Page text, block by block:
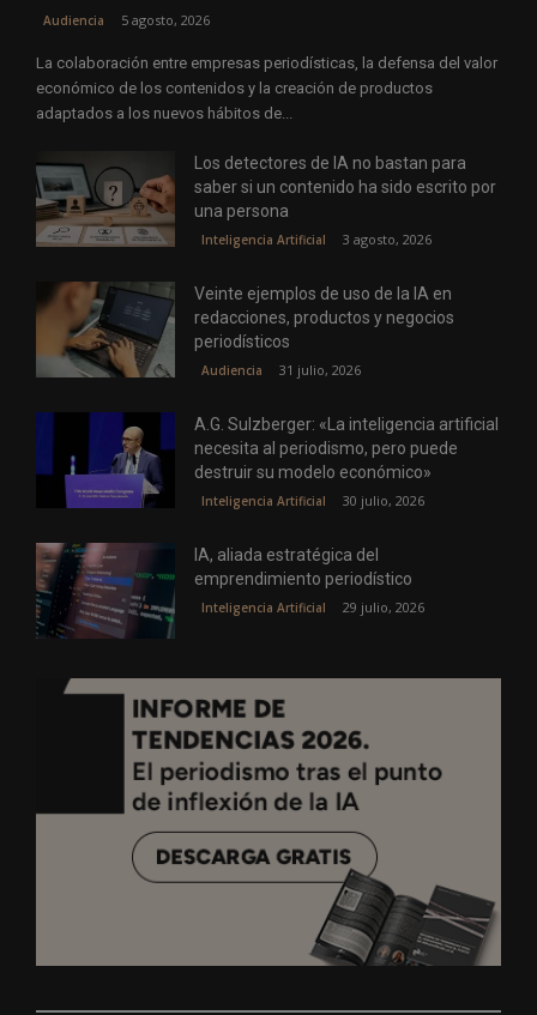
Audiencia 5 agosto, 2026
La colaboración entre empresas periodísticas, la defensa del valor
económico de los contenidos y la creación de productos
adaptados a los nuevos hábitos de...
Los detectores de IA no bastan para
saber si un contenido ha sido escrito por
una persona
Inteligencia Artificial 3 agosto, 2026
Veinte ejemplos de uso de la IA en
redacciones, productos y negocios
periodísticos
Audiencia 31 julio, 2026
A.G. Sulzberger: «La inteligencia artificial
necesita al periodismo, pero puede
destruir su modelo económico»
Inteligencia Artificial 30 julio, 2026
IA, aliada estratégica del
emprendimiento periodístico
Inteligencia Artificial 29 julio, 2026